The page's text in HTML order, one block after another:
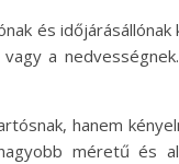
és
a
hanem
méretű és